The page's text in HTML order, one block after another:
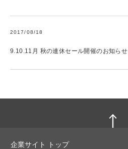
2017/08/18
9.10.11月 秋の連休セール開催のお知らせ
企業サイト トップ